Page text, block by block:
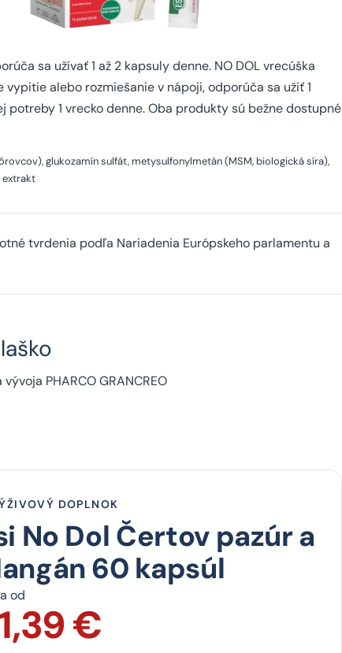
sa užívať 1 až 2 kapsuly denne. NO DOL vrecúška
alebo rozmiešanie v nápoji, odporúča sa užiť 1
potreby 1 vrecko denne. Oba produkty sú bežne dostupné
glukozamín sulfát, metysulfonylmetán (MSM, biologická síra),
extrakt
tvrdenia podľa Nariadenia Európskeho parlamentu a
PHARCO GRANCREO
DOPLNOK
No Dol Čertov pazúr a
60 kapsúl
od
€